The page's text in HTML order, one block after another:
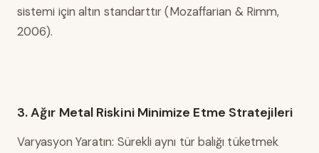
sistemi için altın standarttır (Mozaffarian & Rimm,
2006).
3. Ağır Metal Riskini Minimize Etme Stratejileri
Varyasyon Yaratın: Sürekli aynı tür balığı tüketmek